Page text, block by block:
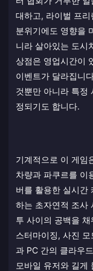
대하고, 라이벌 프
분위기에도 영향을
니라 살아있는 도시
상점은 영업시간이
이벤트가 달라집니
것뿐만 아니라 특정
정되기도 합니다.
기계적으로 이 게임
차량과 파쿠르를 이
버를 활용한 실시간
하는 초자연적 조사
투 사이의 공백을
스터마이징, 사진
과 PC 간의 클라우
모바일 유저와 길게